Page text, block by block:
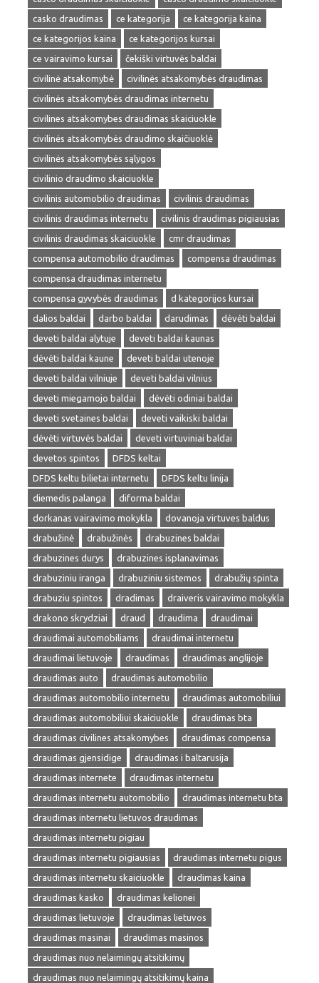
casko draudimas
ce kategorija
ce kategorija kaina
ce kategorijos kaina
ce kategorijos kursai
ce vairavimo kursai
čekiški virtuvės baldai
civilinė atsakomybė
civilinės atsakomybės draudimas
civilinės atsakomybės draudimas internetu
civilines atsakomybes draudimas skaiciuokle
civilinės atsakomybės draudimo skaičiuoklė
civilinės atsakomybės sąlygos
civilinio draudimo skaiciuokle
civilinis automobilio draudimas
civilinis draudimas
civilinis draudimas internetu
civilinis draudimas pigiausias
civilinis draudimas skaiciuokle
cmr draudimas
compensa automobilio draudimas
compensa draudimas
compensa draudimas internetu
compensa gyvybės draudimas
d kategorijos kursai
dalios baldai
darbo baldai darudimas
dėvėti baldai
deveti baldai alytuje
deveti baldai kaunas
dėvėti baldai kaune
deveti baldai utenoje
deveti baldai vilniuje
deveti baldai vilnius
deveti miegamojo baldai
dėvėti odiniai baldai
deveti svetaines baldai
deveti vaikiski baldai
dėvėti virtuvės baldai
deveti virtuviniai baldai
devetos spintos
DFDS keltai
DFDS keltu bilietai internetu
DFDS keltu linija
diemedis palanga
diforma baldai
dorkanas vairavimo mokykla
dovanoja virtuves baldus
drabužinė
drabužinės
drabuzines baldai
drabuzines durys
drabuzines isplanavimas
drabuziniu iranga
drabuziniu sistemos
drabužių spinta
drabuziu spintos
dradimas
draiveris vairavimo mokykla
drakono skrydziai
draud draudima
draudimai
draudimai automobiliams
draudimai internetu
draudimai lietuvoje
draudimas
draudimas anglijoje
draudimas auto
draudimas automobilio
draudimas automobilio internetu
draudimas automobiliui
draudimas automobiliui skaiciuokle
draudimas bta
draudimas civilines atsakomybes
draudimas compensa
draudimas gjensidige
draudimas i baltarusija
draudimas internete
draudimas internetu
draudimas internetu automobilio
draudimas internetu bta
draudimas internetu lietuvos draudimas
draudimas internetu pigiau
draudimas internetu pigiausias
draudimas internetu pigus
draudimas internetu skaiciuokle
draudimas kaina
draudimas kasko
draudimas kelionei
draudimas lietuvoje
draudimas lietuvos
draudimas masinai
draudimas masinos
draudimas nuo nelaimingų atsitikimų
draudimas nuo nelaimingų atsitikimų kaina